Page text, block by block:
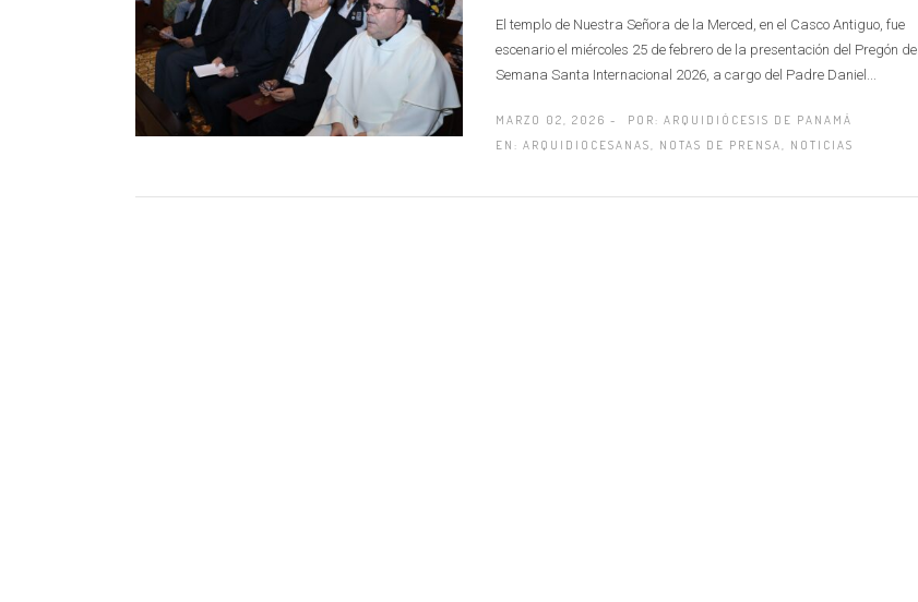
El templo de Nuestra Señora de la Merced, en el Casco Antiguo, fue
escenario el miércoles 25 de febrero de la presentación del Pregón de
Semana Santa Internacional 2026, a cargo del Padre Daniel...
MARZO 02, 2026 - POR: ARQUIDIÓCESIS DE PANAMÁ
EN: ARQUIDIOCESANAS, NOTAS DE PRENSA, NOTICIAS